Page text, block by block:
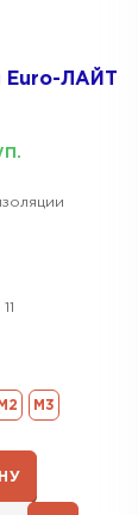
Euro-ЛАЙТ
11
М2 М3
Isoroc
Paroc
Rockwool